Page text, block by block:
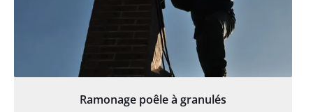
Ramonage poêle à granulés